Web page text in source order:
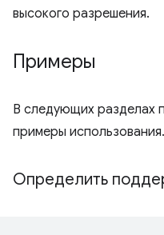
высокого разрешения.
Примеры
В следующих разделах
примеры использования.
Определить